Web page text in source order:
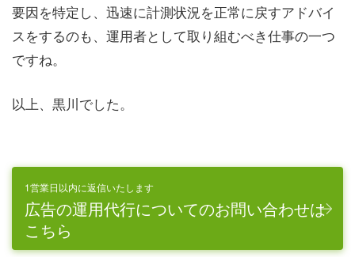
要因を特定し、迅速に計測状況を正常に戻すアドバイ
スをするのも、運用者として取り組むべき仕事の一つ
ですね。
以上、黒川でした。
1営業日以内に返信いたします
広告の運用代行についてのお問い合わせは
こちら